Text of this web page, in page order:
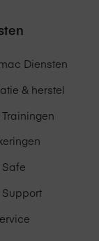
Diensten
& herstel